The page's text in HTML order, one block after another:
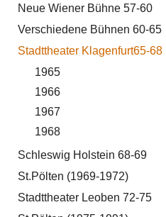
Neue Wiener Bühne 57-60
Verschiedene Bühnen 60-65
Stadttheater Klagenfurt65-68
1965
1966
1967
1968
Schleswig Holstein 68-69
St.Pölten (1969-1972)
Stadttheater Leoben 72-75